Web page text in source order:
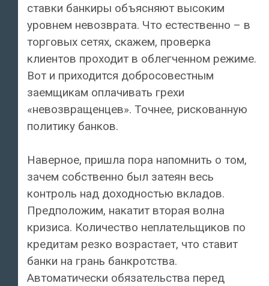
ставки банкиры объясняют высоким
уровнем невозврата. Что естественно – в
торговых сетях, скажем, проверка
клиентов проходит в облегченном режиме.
Вот и приходится добросовестным
заемщикам оплачивать грехи
«невозвращенцев». Точнее, рискованную
политику банков.
Наверное, пришла пора напомнить о том,
зачем собственно был затеян весь
контроль над доходностью вкладов.
Предположим, накатит вторая волна
кризиса. Количество неплательщиков по
кредитам резко возрастает, что ставит
банки на грань банкротства.
Автоматически обязательства перед